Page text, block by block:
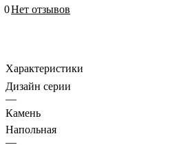
0Нет отзывов
Характеристики
Дизайн серии
—
Камень
Напольная
—